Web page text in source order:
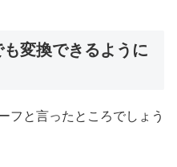
変換できるように
フと言ったところでしょう